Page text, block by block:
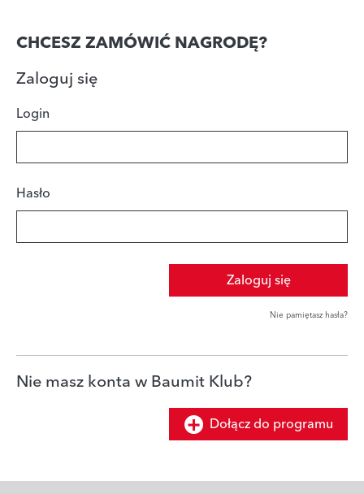
CHCESZ ZAMÓWIĆ NAGRODĘ?
Zaloguj się
Login
Hasło
Zaloguj się
Nie pamiętasz hasła?
Nie masz konta w Baumit Klub?
Dołącz do programu